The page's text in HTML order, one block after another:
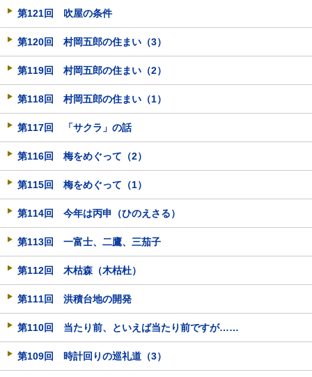
第121回 吹屋の条件
第120回 村岡五郎の住まい（3）
第119回 村岡五郎の住まい（2）
第118回 村岡五郎の住まい（1）
第117回 「サクラ」の話
第116回 梅をめぐって（2）
第115回 梅をめぐって（1）
第114回 今年は丙申（ひのえさる）
第113回 一富士、二鷹、三茄子
第112回 木枯森（木枯杜）
第111回 洪積台地の開発
第110回 当たり前、といえば当たり前ですが……
第109回 時計回りの巡礼道（3）